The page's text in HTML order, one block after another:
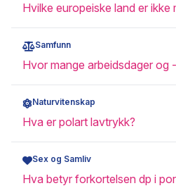
Hvilke europeiske land er ikke
Samfunn
Hvor mange arbeidsdager og
Naturvitenskap
Hva er polart lavtrykk?
Sex og Samliv
Hva betyr forkortelsen dp i